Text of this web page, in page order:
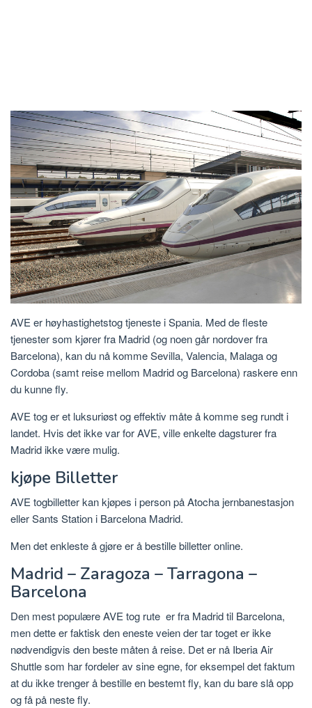
AVE er høyhastighetstog tjeneste i Spania. Med de fleste
tjenester som kjører fra Madrid (og noen går nordover fra
Barcelona), kan du nå komme Sevilla, Valencia, Malaga og
Cordoba (samt reise mellom Madrid og Barcelona) raskere enn
du kunne fly.
AVE tog er et luksuriøst og effektiv måte å komme seg rundt i
landet. Hvis det ikke var for AVE, ville enkelte dagsturer fra
Madrid ikke være mulig.
kjøpe Billetter
AVE togbilletter kan kjøpes i person på Atocha jernbanestasjon
eller Sants Station i Barcelona Madrid.
Men det enkleste å gjøre er å bestille billetter online.
Madrid – Zaragoza – Tarragona –
Barcelona
Den mest populære AVE tog rute er fra Madrid til Barcelona,
men dette er faktisk den eneste veien der tar toget er ikke
nødvendigvis den beste måten å reise. Det er nå Iberia Air
Shuttle som har fordeler av sine egne, for eksempel det faktum
at du ikke trenger å bestille en bestemt fly, kan du bare slå opp
og få på neste fly.